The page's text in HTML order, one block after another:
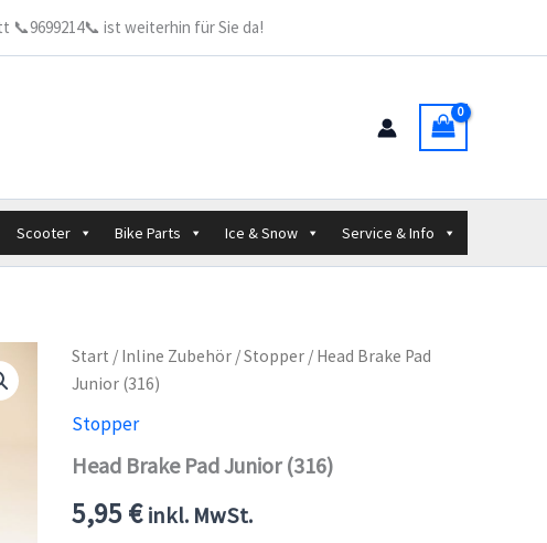
📞9699214📞 ist weiterhin für Sie da!
Scooter Bike Parts Ice & Snow Service & Info
Start / Inline Zubehör/Stopper/ Head Brake Pad
Junior (316)
Stopper
Head Brake Pad Junior (316)
5,95€ inkl. MwSt.
(316)
Menge